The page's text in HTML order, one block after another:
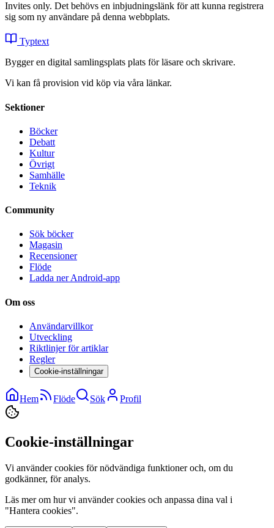
Invites only. Det behövs en inbjudningslänk för att kunna registrera
sig som ny användare på denna webbplats.
Typtext
Bygger en digital samlingsplats plats för läsare och skrivare.
Vi kan få provision vid köp via våra länkar.
Sektioner
Böcker
Debatt
Kultur
Övrigt
Samhälle
Teknik
Community
Sök böcker
Magasin
Recensioner
Flöde
Ladda ner Android-app
Om oss
Användarvillkor
Utveckling
Riktlinjer för artiklar
Regler
Cookie-inställningar
Hem Flöde Sök Profil
Cookie-inställningar
Vi använder cookies för nödvändiga funktioner och, om du
godkänner, för analys.
Läs mer om hur vi använder cookies och anpassa dina val i
"Hantera cookies".